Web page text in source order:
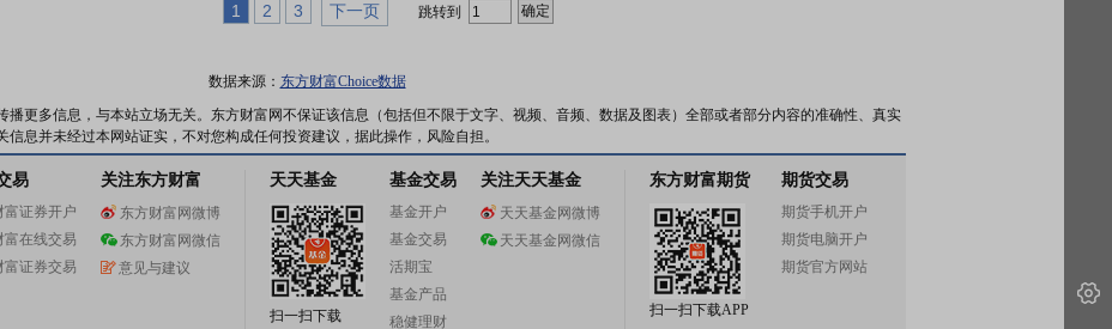
1 2 3 下一页 跳转到
数据来源： 东方财富Choice数据
播更多信息，与本站立场无关。东方财富网不保证该信息（包括但不限于文字、视频、音频、数据及图表）全部或者部分内容的准确性、真实
息并未经过本网站证实，不对您构成任何投资建议，据此操作，风险自担。
易
富证券开户
富在线交易
富证券交易
关注东方财富
东方财富网微博
东方财富网微信
意见与建议
天天基金
扫一扫下载
基金交易
基金开户
基金交易
活期宝
基金产品
稳健理财
关注天天基金
天天基金网微博
天天基金网微信
东方财富期货
扫一扫下载APP
期货交易
期货手机开户
期货电脑开户
期货官方网站